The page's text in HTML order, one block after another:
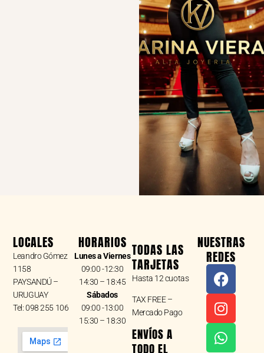
LOCALES
Leandro Gómez
1158
PAYSANDÚ –
URUGUAY
Tel: 098 255 106
HORARIOS
Lunes a Viernes
09:00 -12:30
14:30 – 18:45
Sábados
09:00 -13:00
15:30 – 18:30
TODAS LAS
TARJETAS
Hasta 12 cuotas
TAX FREE –
Mercado Pago
ENVÍOS A
TODO EL
NUESTRAS
REDES
F
a
c
e
b
o
I
n
s
t
a
g
W
h
a
t
s
a